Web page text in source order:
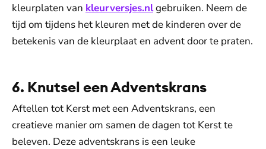
kleurplaten van kleurversjes.nlgebruiken. Neem de
tijd om tijdens het kleuren met de kinderen over de
betekenis van de kleurplaat en advent door te praten.
6. Knutsel een Adventskrans
Aftellen tot Kerst met een Adventskrans, een
creatieve manier om samen de dagen tot Kerst te
beleven. Deze adventskrans is een leuke